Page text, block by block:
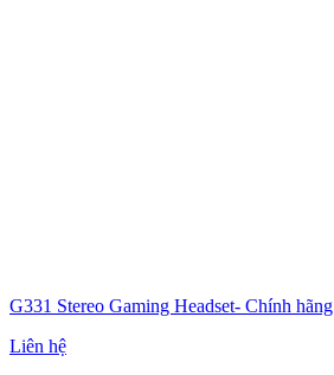
G331 Stereo Gaming Headset- Chính hãng
Liên hệ